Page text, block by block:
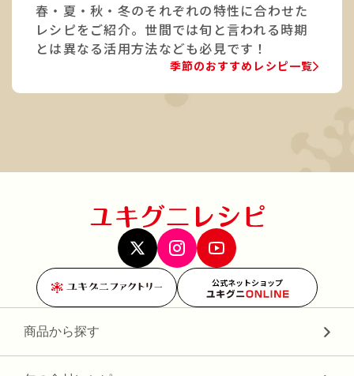
春・夏・秋・冬のそれぞれの特性に合わせた
レシピをご紹介。世間では旬と言われる時期
とは異なる活用方法なども必見です！
季節のおすすめレシピ一覧
公式ネットショップ
商品から探す